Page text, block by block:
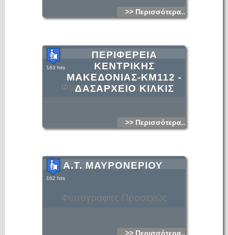
>> Περισσότερα...
Φωτογραφίες Προσεχώς
ΠΕΡΙΦΕΡΕΙΑ
ΚΕΝΤΡΙΚΗΣ
ΜΑΚΕΔΟΝΙΑΣ-KM112 -
ΔΑΣΑΡΧΕΙΟ ΚΙΛΚΙΣ
163 hits
>> Περισσότερα...
Φωτογραφίες Προσεχώς
A.Τ. ΜΑΥΡΟΝΕΡΙΟΥ
162 hits
>> Περισσότερα...